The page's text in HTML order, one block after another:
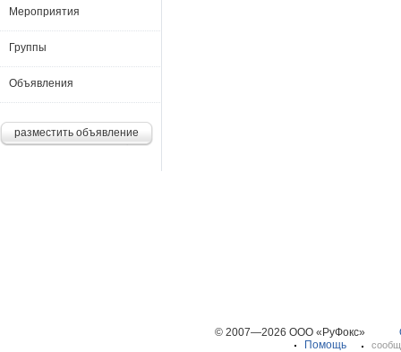
Мероприятия
Группы
Объявления
разместить объявление
© 2007—2026 ООО «РуФокс»
Помощь